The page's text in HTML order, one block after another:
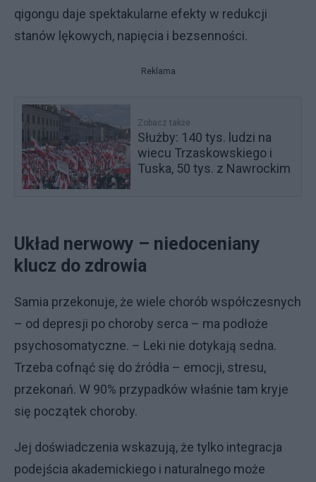
qigongu daje spektakularne efekty w redukcji
stanów lękowych, napięcia i bezsenności.
Reklama
Zobacz także
Służby: 140 tys. ludzi na
wiecu Trzaskowskiego i
Tuska, 50 tys. z Nawrockim
Układ nerwowy – niedoceniany
klucz do zdrowia
Samia przekonuje, że wiele chorób współczesnych
– od depresji po choroby serca – ma podłoże
psychosomatyczne. – Leki nie dotykają sedna.
Trzeba cofnąć się do źródła – emocji, stresu,
przekonań. W 90% przypadków właśnie tam kryje
się początek choroby.
Jej doświadczenia wskazują, że tylko integracja
podejścia akademickiego i naturalnego może